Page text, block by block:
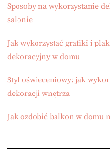
Sposoby na wykorzystanie
salonie
Jak wykorzystać grafiki i
dekoracyjny w domu
Styl oświeceniowy: jak
dekoracji wnętrza
Jak ozdobić balkon w domu